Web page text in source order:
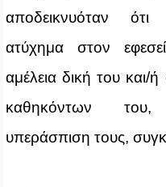
αποδεικνυόταν ότι
ατύχημα στον
αμέλεια δική του
καθηκόντων
υπεράσπιση τους,